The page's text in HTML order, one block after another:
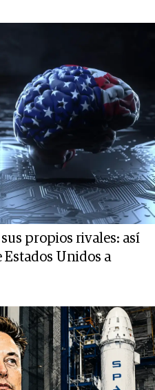
propios rivales: así
Estados Unidos a